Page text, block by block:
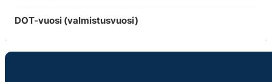
DOT-vuosi (valmistusvuosi)